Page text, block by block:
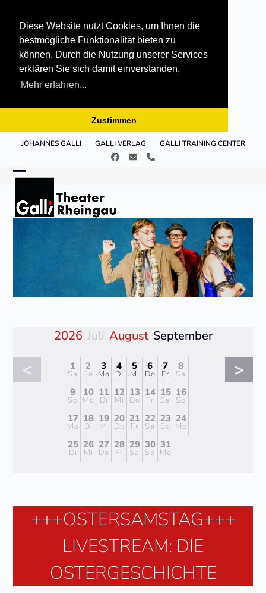
Diese Website nutzt Cookies, um Ihnen die
bestmögliche Funktionalität bieten zu
können. Durch die Nutzung unserer Services
erklären Sie sich damit einverstanden.
Mehr erfahren...
Zustimmen
JOHANNES GALLI GALLI VERLAG GALLI TRAINING CENTER
Facebook
E- Telefon
mobile
menu
mobile
menu
2026 Juli August September
< >
1
Sa
2
So
3
Mo
4
Di
5
Mi
6
Do
7
Fr
8
Sa
9
So
10
Mo
11
Di
12
Mi
13
Do
14
Fr
15
Sa
16
So
17
Mo
18
Di
19
Mi
20
Do
21
Fr
22
Sa
23
So
24
Mo
25
Di
26
Mi
27
Do
28
Fr
29
Sa
30
So
31
Mo
+++OSTERSAMSTAG+++
LIVESTREAM: DIE
OSTERGESCHICHTE